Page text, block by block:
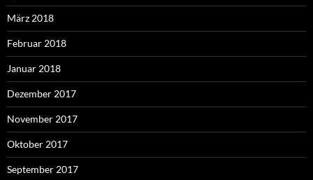
März 2018
Februar 2018
Januar 2018
Dezember 2017
November 2017
Oktober 2017
September 2017